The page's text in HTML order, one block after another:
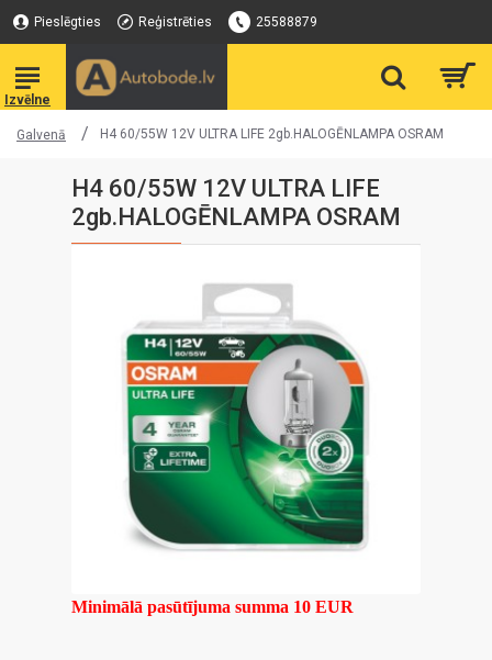
Pieslēgties Reģistrēties 25588879
Galvenā H4 60/55W 12V ULTRA LIFE 2gb.HALOGĒNLAMPA OSRAM
H4 60/55W 12V ULTRA LIFE
2gb.HALOGĒNLAMPA OSRAM
Minimālā pasūtījuma summa 10 EUR